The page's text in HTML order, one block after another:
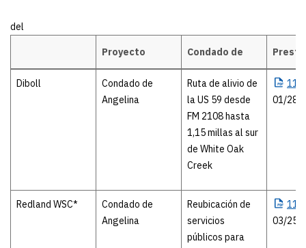
del
Distrito de Lufkin * Corporación de Suministro de Agua
Proyecto Condado de
Diboll
Condado de
Angelina
Ruta de alivio de
la US 59 desde
FM 2108 hasta
1,15 millas al sur
de White Oak
Creek
01/28/
Redland WSC*
Condado de
Angelina
Reubicación de
servicios
públicos para
03/25/